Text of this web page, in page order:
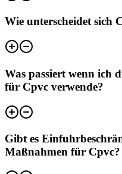
Wie unterscheidet sich
Was passiert wenn ich
für Cpvc verwende?
Gibt es
Maßnahmen für Cpvc?